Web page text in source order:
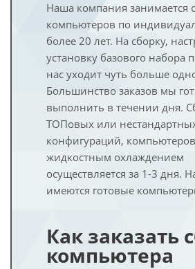
Наша компания занимается
компьютеров по
более 20 лет. На сборку,
установку базового набора
нас уходит чуть больше
Большинство заказов мы
выполнить в течении дня.
ТОПовых или
конфигураций,
жидкостным охлаждением
осуществляется за 1-3 дня.
имеются готовые
Как заказать
компьютера